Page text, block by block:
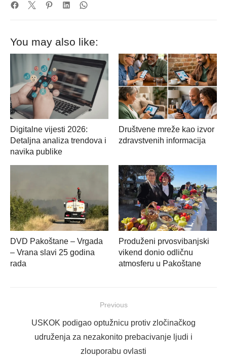
You may also like:
Digitalne vijesti 2026:
Detaljna analiza trendova i
navika publike
Društvene mreže kao izvor
zdravstvenih informacija
DVD Pakoštane – Vrgada
– Vrana slavi 25 godina
rada
Produženi prvosvibanjski
vikend donio odličnu
atmosferu u Pakoštane
objava
Previous
PreviousUSKOK podigao optužnicu protiv zločinačkog
udruženja za nezakonito prebacivanje ljudi i
zlouporabu ovlasti